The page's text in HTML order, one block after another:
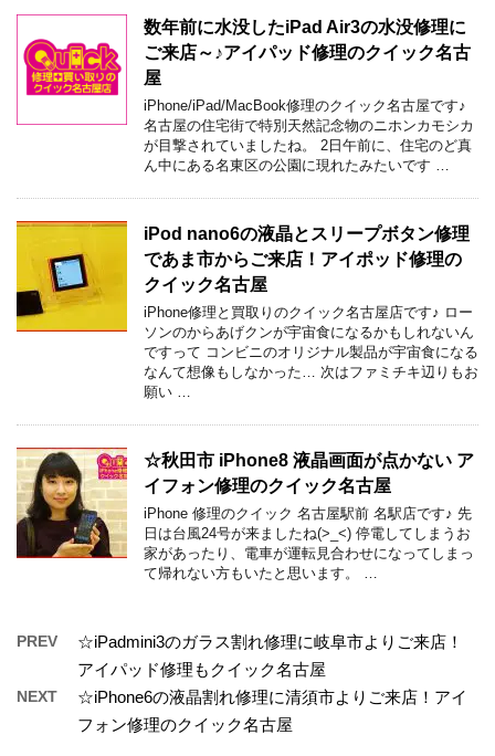
数年前に水没したiPad Air3の水没修理に
ご来店～♪アイパッド修理のクイック名古
屋
iPhone/iPad/MacBook修理のクイック名古屋です♪
名古屋の住宅街で特別天然記念物のニホンカモシカ
が目撃されていましたね。 2日午前に、住宅のど真
ん中にある名東区の公園に現れたみたいです …
iPod nano6の液晶とスリープボタン修理
であま市からご来店！アイポッド修理の
クイック名古屋
iPhone修理と買取りのクイック名古屋店です♪ ロー
ソンのからあげクンが宇宙食になるかもしれないん
ですって コンビニのオリジナル製品が宇宙食になる
なんて想像もしなかった… 次はファミチキ辺りもお
願い …
☆秋田市 iPhone8 液晶画面が点かない ア
イフォン修理のクイック名古屋
iPhone 修理のクイック 名古屋駅前 名駅店です♪ 先
日は台風24号が来ましたね(>_<) 停電してしまうお
家があったり、電車が運転見合わせになってしまっ
て帰れない方もいたと思います。 …
PREV
☆iPadmini3のガラス割れ修理に岐阜市よりご来店！
アイパッド修理もクイック名古屋
NEXT
☆iPhone6の液晶割れ修理に清須市よりご来店！アイ
フォン修理のクイック名古屋